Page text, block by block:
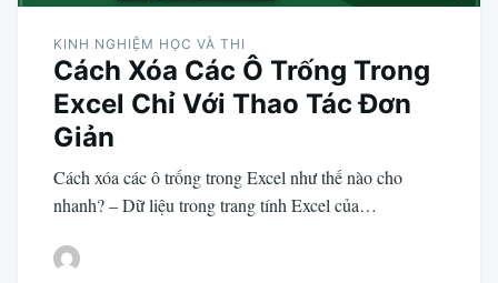
KINH NGHIỆM HỌC VÀ THI
Cách Xóa Các Ô Trống Trong
Excel Chỉ Với Thao Tác Đơn
Giản
Cách xóa các ô trống trong Excel như thế nào cho
nhanh? – Dữ liệu trong trang tính Excel của…